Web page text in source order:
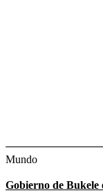
Mundo
Gobierno de Bukele